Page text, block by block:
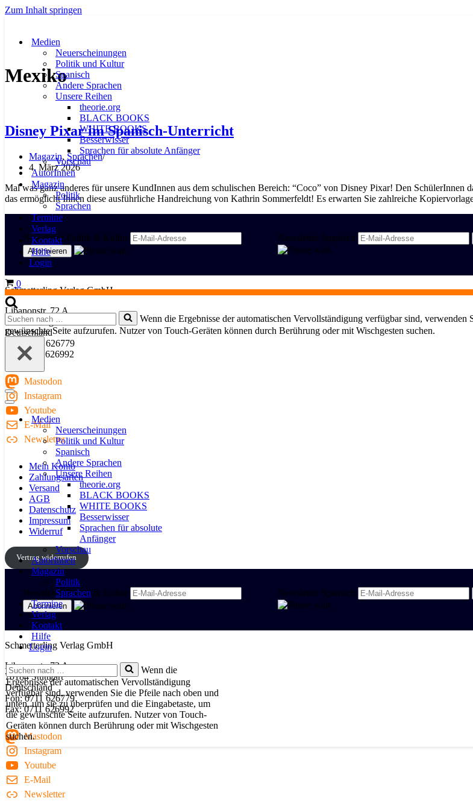
Zum Inhalt springen
Medien
Neuerscheinungen
Politik und Kultur
Spanisch
Andere Sprachen
Unsere Reihen
theorie.org
BLACK BOOKS
WHITE BOOKS
Besserwisser
Sprachen für absolute Anfänger
Vorschau
AutorInnen
Magazin
Politik
Sprachen
Termine
Verlag
Kontakt
Hilfe
Login
Warenkorb
0
Suchen
nach …
Wenn die Ergebnisse der automatischen Vervollständigung verfügbar sind,
gewünschte Seite aufzurufen. Nutzer von Touch-Geräten können durch Berührung oder mit Wischgesten suchen.
Navigationsmenü
Navigationsmenü
Medien
Neuerscheinungen
Politik und Kultur
Spanisch
Andere Sprachen
Unsere Reihen
theorie.org
BLACK BOOKS
WHITE BOOKS
Besserwisser
Sprachen für absolute
Anfänger
Vorschau
AutorInnen
Magazin
Politik
Sprachen
Termine
Verlag
Kontakt
Hilfe
Login
Suchen
nach …
Wenn die
Ergebnisse der automatischen Vervollständigung
verfügbar sind, verwenden Sie die Pfeile nach oben und
unten, um sie zu überprüfen und die Eingabetaste, um
die gewünschte Seite aufzurufen. Nutzer von Touch-
Geräten können durch Berührung oder mit Wischgesten
suchen.
Mexiko
Disney Pixar im Spanisch-Unterricht
Magazin, Sprachen
4. März 2026
Mal was ganz anderes für unsere KundInnen aus dem schulischen Bereich: “Coco” von Disney Pixar! Den
das ermöglicht Ihnen diese ausführliche Handreichung von Kathrin Sommerfeldt! Es erwarten Sie zahlreiche
Newsletter Politik & Kultur Newsletter Spanisch
Schmetterling Verlag GmbH
Libanonstr. 72 A
70184 Stuttgart
Deutschland
Fon: 0711 626779
Fax: 0711 626992
Mastodon
Instagram
Youtube
E-Mail
Newsletter
Mein Konto
Zahlungsarten
Versand
AGB
Datenschutz
Impressum
Widerruf
Vertrag widerrufen
Newsletter Politik & Kultur Newsletter Spanisch
Schmetterling Verlag GmbH
Libanonstr. 72 A
70184 Stuttgart
Deutschland
Fon: 0711 626779
Fax: 0711 626992
Mastodon
Instagram
Youtube
E-Mail
Newsletter